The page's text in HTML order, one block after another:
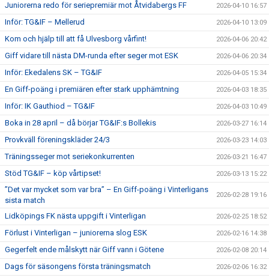
Juniorerna redo för seriepremiär mot Åtvidabergs FF 2026-04-10 16:57
Inför: TG&IF – Mellerud 2026-04-10 13:09
Kom och hjälp till att få Ulvesborg vårfint! 2026-04-06 20:42
Giff vidare till nästa DM-runda efter seger mot ESK 2026-04-06 20:34
Inför: Ekedalens SK – TG&IF 2026-04-05 15:34
En Giff-poäng i premiären efter stark upphämtning 2026-04-03 18:35
Inför: IK Gauthiod – TG&IF 2026-04-03 10:49
Boka in 28 april – då börjar TG&IF:s Bollekis 2026-03-27 16:14
Provkväll föreningskläder 24/3 2026-03-23 14:03
Träningsseger mot seriekonkurrenten 2026-03-21 16:47
Stöd TG&IF – köp vårtipset! 2026-03-13 15:22
”Det var mycket som var bra” – En Giff-poäng i Vinterligans
sista match
2026-02-28 19:16
Lidköpings FK nästa uppgift i Vinterligan 2026-02-25 18:52
Förlust i Vinterligan – juniorerna slog ESK 2026-02-16 14:38
Gegerfelt ende målskytt när Giff vann i Götene 2026-02-08 20:14
Dags för säsongens första träningsmatch 2026-02-06 16:32